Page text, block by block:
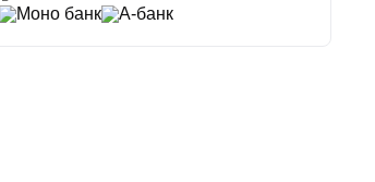
Моно банк А-банк